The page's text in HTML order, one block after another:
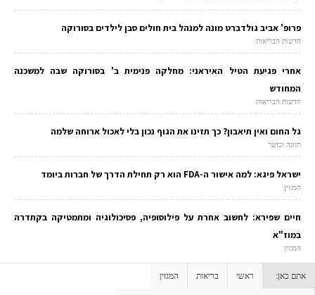
פרופ' אביב גולדברט מונה למנהל בית חולים סבן לילדים בסורוקה
חדשות הבריאות
אחרי פגיעת הטיל האיראני: מחלקה פנימית ב' בסורוקה שבה למשכנה
המחודש
חדשות הבריאות
גל החום ואין תיאבון? כך תזינו את הגוף נכון בלי לאכול ארוחה שלמה
תזונה וכושר
ישראל פיגא: למה אישור ה-FDA הוא רק תחילת הדרך של חברות ביומד
המגזין
חיים שפירא: לחשוב אחרת על פילוסופיה, פסיכולוגיה ומתמטיקה בקתדרה
במוז"א
המגזין
אתם כאן: ראשי בריאות המגזין